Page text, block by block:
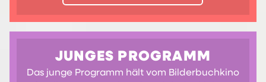
JUNGES PROGRAMM
Das junge Programm hält vom Bilderbuchkino